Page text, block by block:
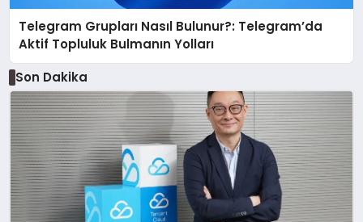
Telegram Grupları Nasıl Bulunur?: Telegram’da
Aktif Topluluk Bulmanın Yolları
Son Dakika